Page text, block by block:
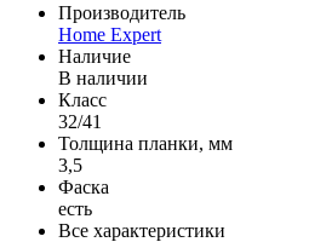
Производитель
Home Expert
Наличие
В наличии
Класс
32/41
Толщина планки, мм
3,5
Фаска
есть
Все характеристики